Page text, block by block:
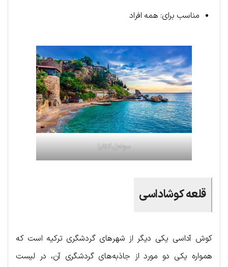
مناسب برای: همه افراد
سواحل آنتالیا
قلعه کوشاداسی
کوش آداسی یکی دیگر از شهرهای گردشگری ترکیه است که
همواره یکی دو مورد از جاذبه‌های گردشگری آن، در لیست